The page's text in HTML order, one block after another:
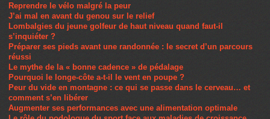
Reprendre le vélo malgré la peur
J’ai mal en avant du genou sur le relief
Lombalgies du jeune golfeur de haut niveau quand faut-il
s’inquiéter ?
Préparer ses pieds avant une randonnée : le secret d’un parcours
réussi
Le mythe de la « bonne cadence » de pédalage
Pourquoi le longe-côte a-t-il le vent en poupe ?
Peur du vide en montagne : ce qui se passe dans le cerveau… et
comment s’en libérer
Augmenter ses performances avec une alimentation optimale